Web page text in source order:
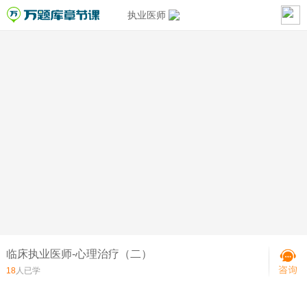
执业医师
临床执业医师-心理治疗（二）
18人已学